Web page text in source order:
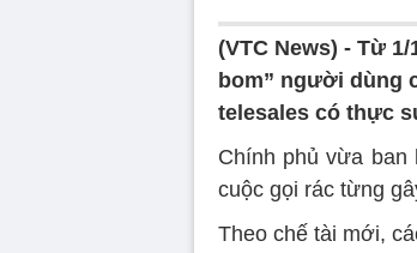
(VTC News) - Từ 1/
bom” người dùng
telesales có thực
Chính phủ vừa ban
cuộc gọi rác từng
Theo chế tài mới,